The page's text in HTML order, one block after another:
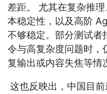
差距。 尤其在复杂推
本稳定性，以及高阶
不够稳定。部分测试者
令与高复杂度问题时，
复输出或内容失焦等情
这也反映出，中国目